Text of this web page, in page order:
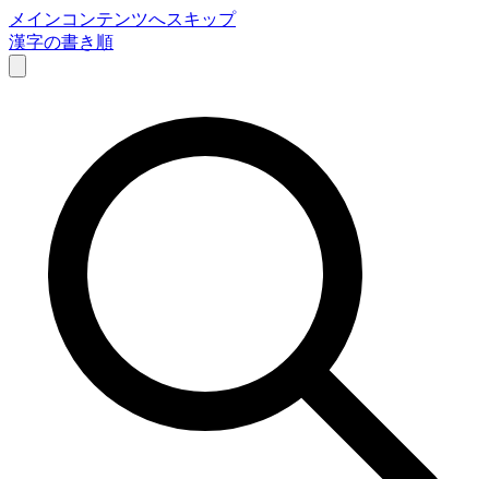
メインコンテンツへスキップ
漢字の書き順